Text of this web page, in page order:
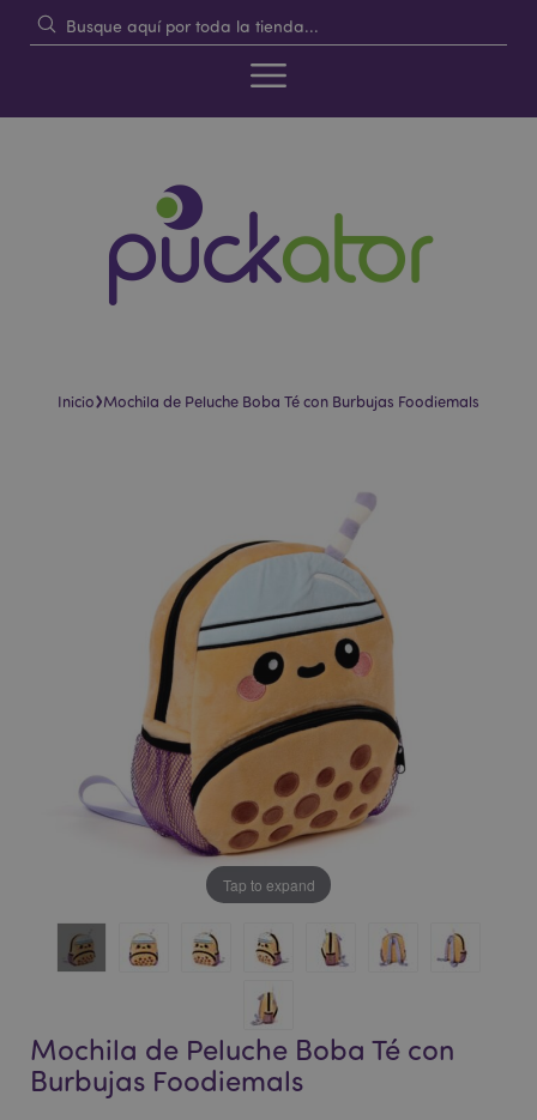
Inicio›Mochila de Peluche Boba Té con Burbujas Foodiemals
Tap to expand
Mochila de Peluche Boba Té con
Burbujas Foodiemals